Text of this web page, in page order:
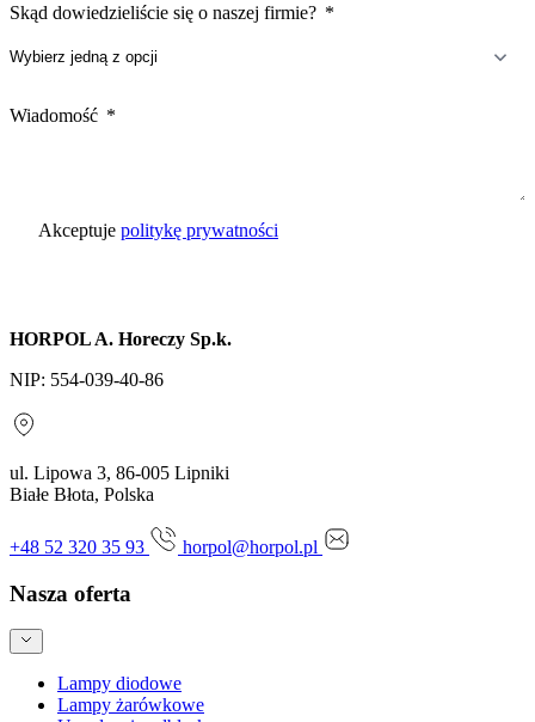
Skąd dowiedzieliście się o naszej firmie?
Wiadomość
Akceptuje politykę prywatności
HORPOL A. Horeczy Sp.k.
NIP: 554-039-40-86
ul. Lipowa 3, 86-005 Lipniki
Białe Błota, Polska
+48 52 320 35 93 horpol@horpol.pl
Nasza oferta
Lampy diodowe
Lampy żarówkowe